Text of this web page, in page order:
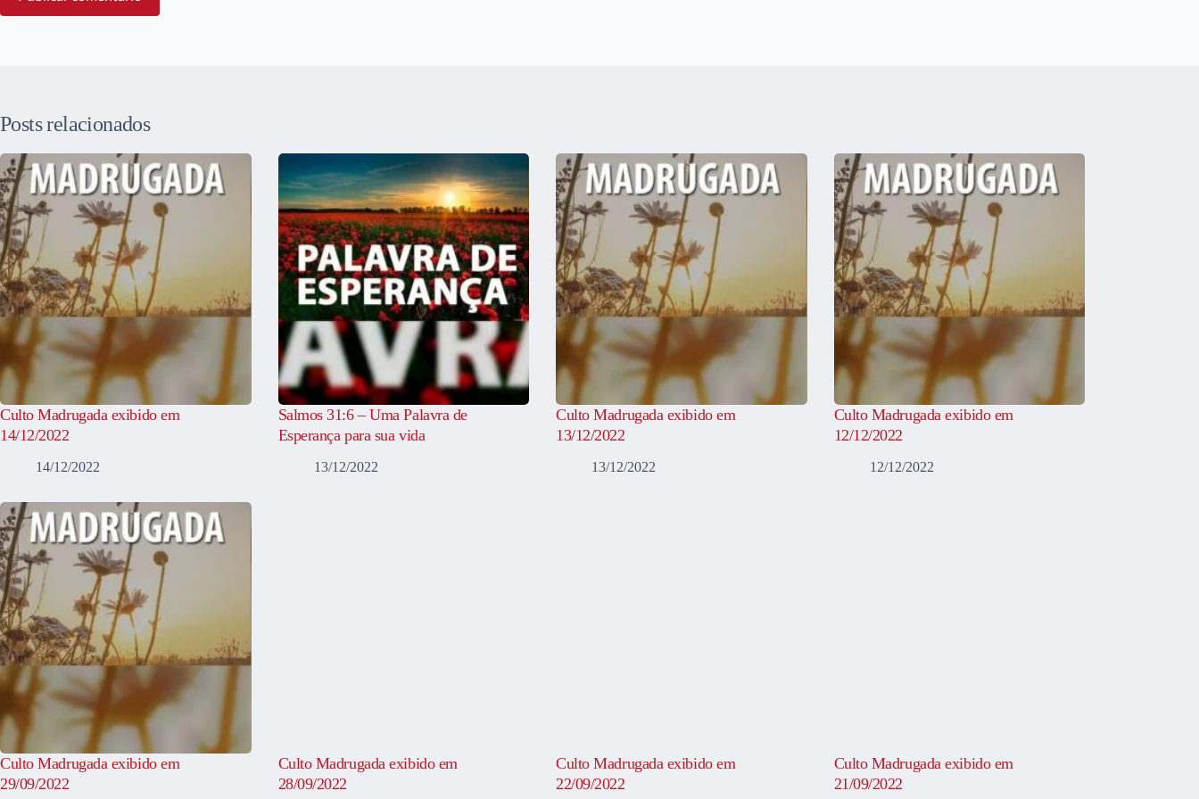
Posts relacionados
Culto Madrugada exibido em
14/12/2022
14/12/2022
Salmos 31:6 – Uma Palavra de
Esperança para sua vida
13/12/2022
Culto Madrugada exibido em
13/12/2022
13/12/2022
Culto Madrugada exibido em
12/12/2022
12/12/2022
Culto Madrugada exibido em
29/09/2022
Culto Madrugada exibido em
28/09/2022
Culto Madrugada exibido em
22/09/2022
Culto Madrugada exibido em
21/09/2022